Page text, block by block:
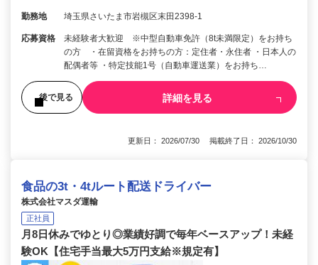
勤務地 埼玉県さいたま市岩槻区末田2398-1
応募資格
未経験者大歓迎 ※中型自動車免許（8t未満限定）をお持ち
の方 ・在留資格をお持ちの方：定住者・永住者 ・日本人の
配偶者等 ・特定技能1号（自動車運送業）をお持ち…
後で見る 詳細を見る
更新日： 2026/07/30 掲載終了日： 2026/10/30
食品の3t・4tルート配送ドライバー
株式会社マスダ運輸
正社員
月8日休みでゆとり◎業績好調で毎年ベースアップ！未経
験OK【住宅手当最大5万円支給※規定有】